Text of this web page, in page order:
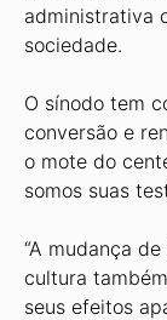
administrativa
sociedade.
O sínodo tem
conversão e
o mote do
somos suas
“A mudança
cultura
seus efeitos